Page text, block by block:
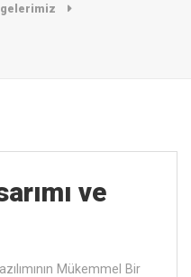
ve
Mükemmel Bir